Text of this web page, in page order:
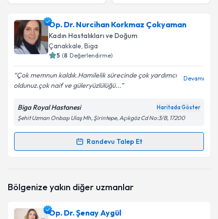
Op. Dr. Nurcihan Korkmaz Çokyaman
Kadın Hastalıkları ve Doğum
Çanakkale, Biga
5 (8 Değerlendirme)
Çok memnun kaldık.Hamilelik sürecinde çok yardımcı
oldunuz.çok naif ve güleryüzlülüğü...
Devamı
Biga Royal Hastanesi Haritada Göster
Şehit Uzman Onbaşı Ulaş Mh, Şirintepe, Açıkgöz Cd No:3/B, 17200
Randevu Talep Et
Randevu Takvimi Talebi
takvimi talebi oluşturun. Size bu uzmandan randevu
bilgilendireceğiz.
Bölgenize yakın diğer uzmanlar
Op. Dr. Şenay Aygül